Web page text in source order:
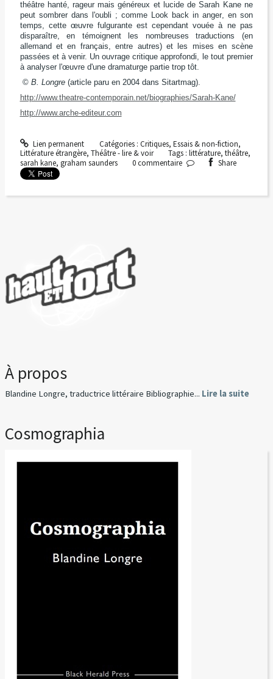
théâtre hanté, rageur mais généreux et lucide de Sarah Kane ne
peut sombrer dans l'oubli ; comme
Look back in anger, en son
temps, cette œuvre fulgurante est cependant vouée à ne pas
disparaître, en témoignent les nombreuses traductions (en
allemand et en français, entre autres) et les mises en scène
passées et à venir. Un ouvrage critique approfondi, le tout premier
à analyser l'œuvre d'une dramaturge partie trop tôt.
© B. Longre(article paru en 2004 dans Sitartmag).
http://www.theatre-contemporain.net/biographies/Sarah-Kane/
http://www.arche-editeur.com
Lien permanent Catégories : Critiques, Essais & non-fiction,
Littérature étrangère, Théâtre - lire & voir Tags :littérature,théâtre,
sarah kane, graham saunders 0commentaire Share
À propos
Blandine Longre, traductrice littéraire Bibliographie... Lire la suite
Cosmographia